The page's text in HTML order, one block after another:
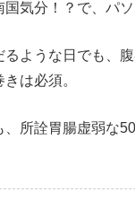
気分！？で、パソ
ような日でも、
は必須。
所詮胃腸虚弱な50